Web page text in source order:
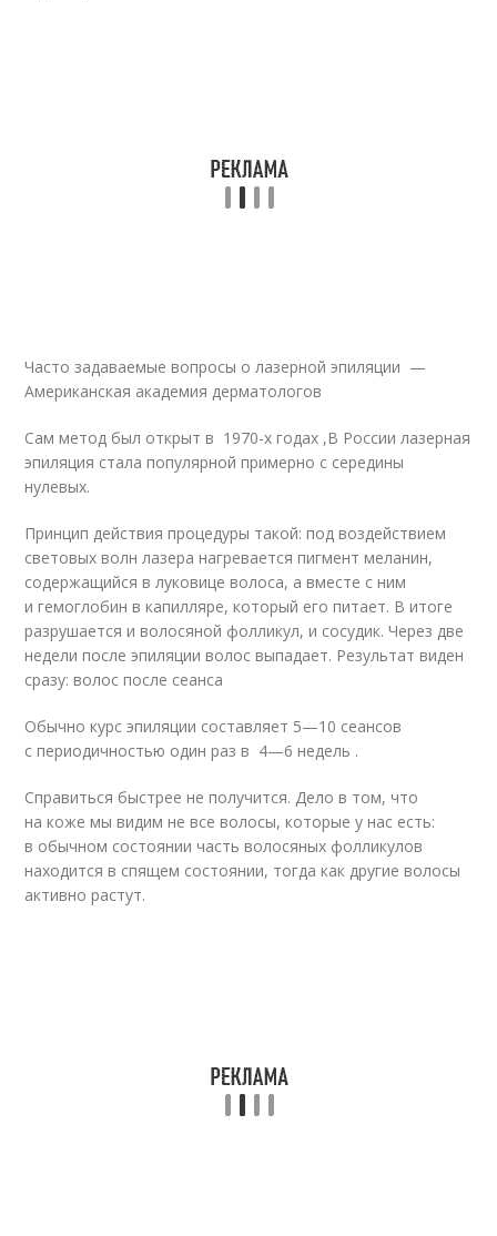
Часто задаваемые вопросы о лазерной эпиляции —
Американская академия дерматологов
Сам метод был открыт в 1970-х годах ,В России лазерная
эпиляция стала популярной примерно с середины
нулевых.
Принцип действия процедуры такой: под воздействием
световых волн лазера нагревается пигмент меланин,
содержащийся в луковице волоса, а вместе с ним
и гемоглобин в капилляре, который его питает. В итоге
разрушается и волосяной фолликул, и сосудик. Через две
недели после эпиляции волос выпадает. Результат виден
сразу: волос после сеанса
Обычно курс эпиляции составляет 5—10 сеансов
с периодичностью один раз в 4—6 недель .
Справиться быстрее не получится. Дело в том, что
на коже мы видим не все волосы, которые у нас есть:
в обычном состоянии часть волосяных фолликулов
находится в спящем состоянии, тогда как другие волосы
активно растут.